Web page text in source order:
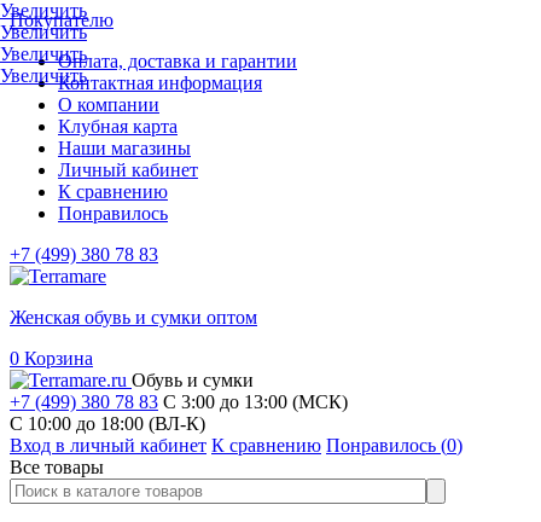
Покупателю
Оплата, доставка и гарантии
Контактная информация
О компании
Клубная карта
Наши магазины
Личный кабинет
К сравнению
Понравилось
+7 (499) 380 78 83
Женская обувь и сумки оптом
0 Корзина
Обувь и сумки
+7 (499) 380 78 83 С 3:00 до 13:00 (МСК)
C 10:00 до 18:00 (ВЛ-К)
Вход в личный кабинет К сравнению Понравилось (0)
Все товары
Увеличить
Увеличить
Увеличить
Увеличить